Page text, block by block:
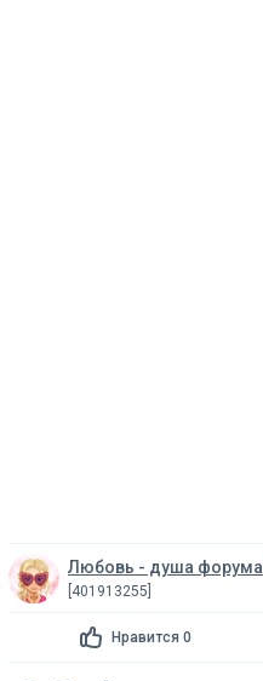
Любовь - душа форума
[401913255]
Нравится 0